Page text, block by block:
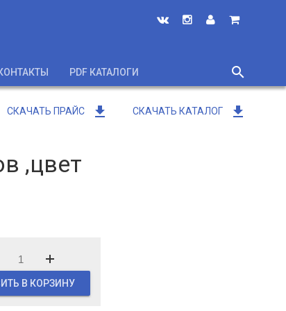
PDF КАТАЛОГИ
search
close
СКАЧАТЬ ПРАЙС get_app СКАЧАТЬ КАТАЛОГ get_app
,цвет
В КОРЗИНУ